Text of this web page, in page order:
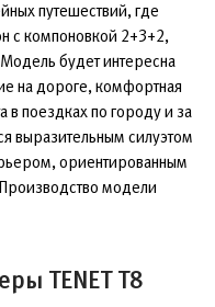
путешествий, где
с компоновкой 2+3+2,
будет интересна
на дороге, комфортная
поездках по городу и за
выразительным силуэтом
ориентированным
модели
TENET T8